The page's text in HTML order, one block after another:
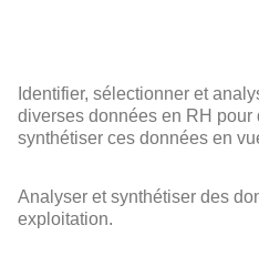
Identifier, sélectionner et
diverses données en RH pour
synthétiser ces données en
Analyser et synthétiser des
exploitation.